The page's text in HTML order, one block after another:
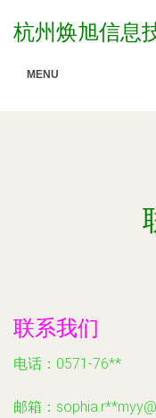
杭州焕旭信息
MENU
联系我们
电话：0571-76**
邮箱：sophia.r**